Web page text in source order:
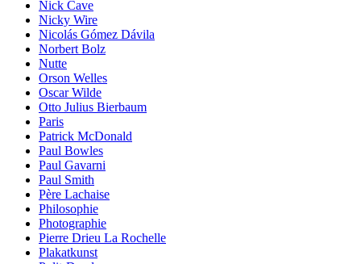
Nick Cave
Nicky Wire
Nicolás Gómez Dávila
Norbert Bolz
Nutte
Orson Welles
Oscar Wilde
Otto Julius Bierbaum
Paris
Patrick McDonald
Paul Bowles
Paul Gavarni
Paul Smith
Père Lachaise
Philosophie
Photographie
Pierre Drieu La Rochelle
Plakatkunst